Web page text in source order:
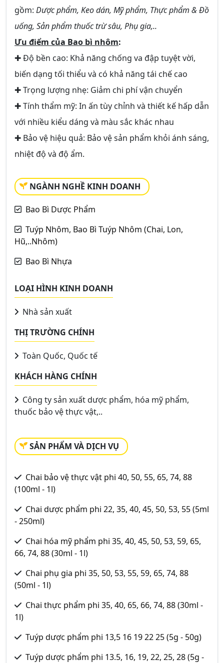
gồm: Dược phẩm, Keo dán, Mỹ phẩm, Thực phẩm & Đồ
uống, Sản phẩm thuốc trừ sâu, Phụ gia,..
Ưu điểm của Bao bì nhôm:
✚ Độ bền cao: Khả năng chống va đập tuyệt vời,
biến dạng tối thiểu và có khả năng tái chế cao
✚ Trọng lượng nhẹ: Giảm chi phí vận chuyển
✚ Tính thẩm mỹ: In ấn tùy chỉnh và thiết kế hấp dẫn
với nhiều kiểu dáng và màu sắc khác nhau
✚ Bảo vệ hiệu quả: Bảo vệ sản phẩm khỏi ánh sáng,
nhiệt độ và độ ẩm.
NGÀNH NGHỀ KINH DOANH
Bao Bì Dược Phẩm
Tuýp Nhôm, Bao Bì Tuýp Nhôm (Chai, Lon,
Hũ,..Nhôm)
Bao Bì Nhựa
LOẠI HÌNH KINH DOANH
Nhà sản xuất
THỊ TRƯỜNG CHÍNH
Toàn Quốc, Quốc tế
KHÁCH HÀNG CHÍNH
Công ty sản xuất dược phẩm, hóa mỹ phẩm,
thuốc bảo vệ thực vật,..
SẢN PHẨM VÀ DỊCH VỤ
Chai bảo vệ thực vật phi 40, 50, 55, 65, 74, 88
(100ml - 1l)
Chai dược phẩm phi 22, 35, 40, 45, 50, 53, 55 (5ml
- 250ml)
Chai hóa mỹ phẩm phi 35, 40, 45, 50, 53, 59, 65,
66, 74, 88 (30ml - 1l)
Chai phụ gia phi 35, 50, 53, 55, 59, 65, 74, 88
(50ml - 1l)
Chai thực phẩm phi 35, 40, 65, 66, 74, 88 (30ml -
1l)
Tuýp dược phẩm phi 13,5 16 19 22 25 (5g - 50g)
Tuýp dược phẩm phi 13.5, 16, 19, 22, 25, 28 (5g -